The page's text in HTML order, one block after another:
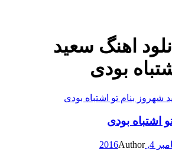
اهنگ سعید
بودی
اشتباه بودی
2016
Author